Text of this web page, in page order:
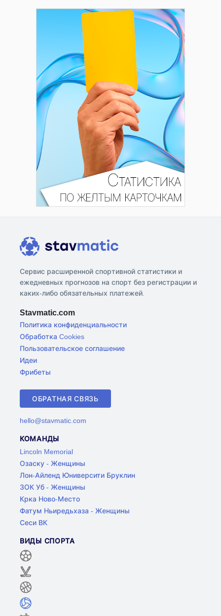
Сервис расширенной спортивной статистики и
ежедневных прогнозов на спорт без регистрации и
каких-либо обязательных платежей.
Stavmatic.com
Политика конфиденциальности
Обработка Cookies
Пользовательское соглашение
Идеи
Фрибеты
ОБРАТНАЯ СВЯЗЬ
hello@stavmatic.com
КОМАНДЫ
Lincoln Memorial
Озаску - Женщины
Лон-Айленд Юниверсити Бруклин
ЗОК Уб - Женщины
Крка Ново-Место
Фатум Ньиредьхаза - Женщины
Сеси ВК
ВИДЫ СПОРТА